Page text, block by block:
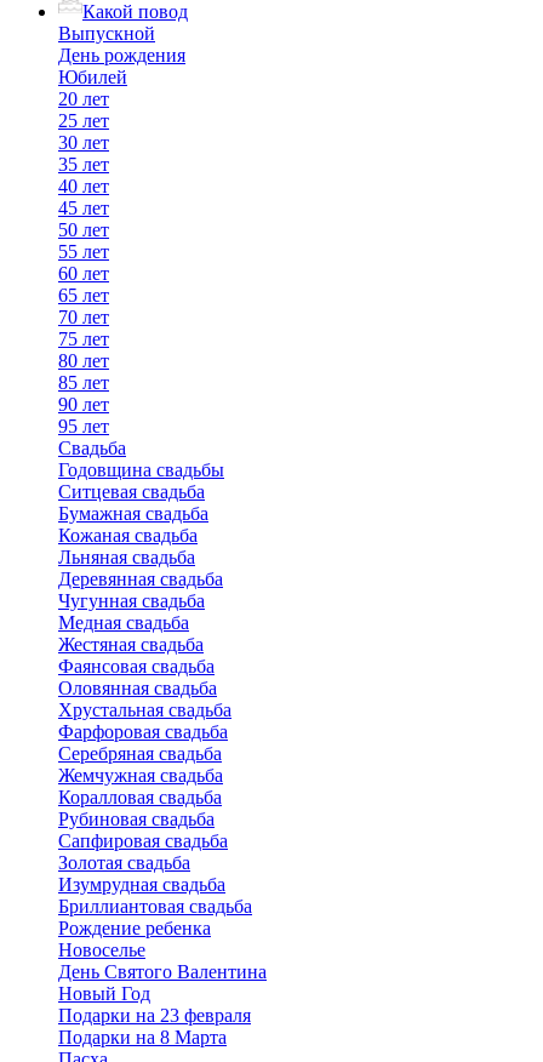
Какой повод
Выпускной
День рождения
Юбилей
20 лет
25 лет
30 лет
35 лет
40 лет
45 лет
50 лет
55 лет
60 лет
65 лет
70 лет
75 лет
80 лет
85 лет
90 лет
95 лет
Свадьба
Годовщина свадьбы
Ситцевая свадьба
Бумажная свадьба
Кожаная свадьба
Льняная свадьба
Деревянная свадьба
Чугунная свадьба
Медная свадьба
Жестяная свадьба
Фаянсовая свадьба
Оловянная свадьба
Хрустальная свадьба
Фарфоровая свадьба
Серебряная свадьба
Жемчужная свадьба
Коралловая свадьба
Рубиновая свадьба
Сапфировая свадьба
Золотая свадьба
Изумрудная свадьба
Бриллиантовая свадьба
Рождение ребенка
Новоселье
День Святого Валентина
Новый Год
Подарки на 23 февраля
Подарки на 8 Марта